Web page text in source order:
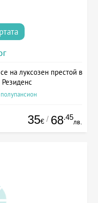
на луксозен престой в
35€ / 68.45
лв.